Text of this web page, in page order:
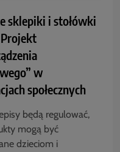
sklepiki i stołówki
w
społecznych
będą regulować,
mogą być
dzieciom i